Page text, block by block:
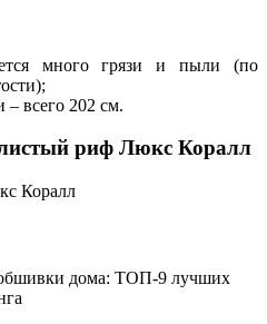
много грязи и пыли (по
– всего 202 см.
риф Люкс Коралл
Коралл